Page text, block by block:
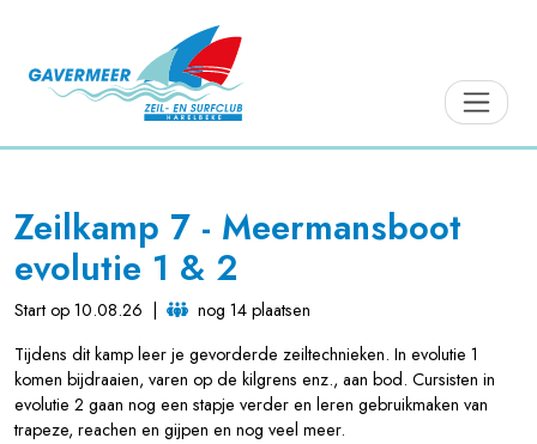
Zeilkamp 7 - Meermansboot
evolutie 1 & 2
Start op 10.08.26
nog 14 plaatsen
Tijdens dit kamp leer je gevorderde zeiltechnieken. In evolutie 1
komen bijdraaien, varen op de kilgrens enz., aan bod. Cursisten in
evolutie 2 gaan nog een stapje verder en leren gebruikmaken van
trapeze, reachen en gijpen en nog veel meer.